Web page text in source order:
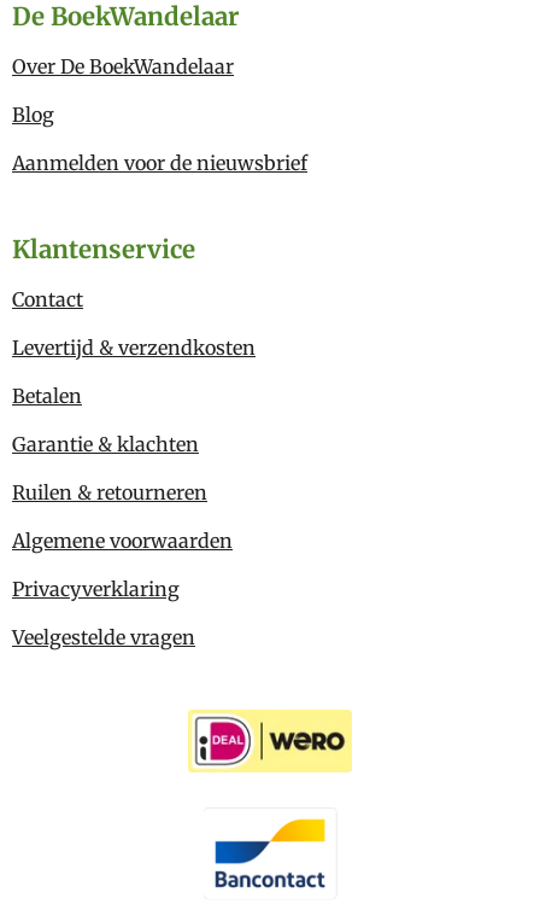
De BoekWandelaar
Over De BoekWandelaar
Blog
Aanmelden voor de nieuwsbrief
Klantenservice
Contact
Levertijd & verzendkosten
Betalen
Garantie & klachten
Ruilen & retourneren
Algemene voorwaarden
Privacyverklaring
Veelgestelde vragen